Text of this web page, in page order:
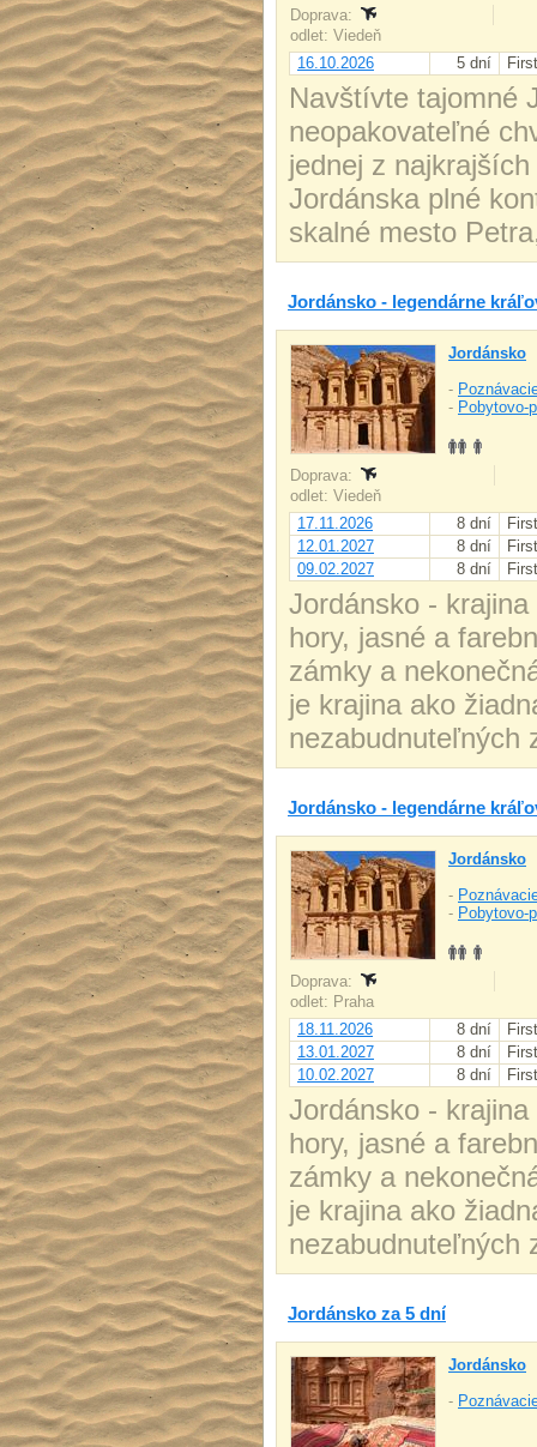
Doprava:
odlet: Viedeň
16.10.2026
5 dní
Navštívte tajomné
neopakovateľné
jednej z
Jordánska plné
skalné mesto
Jordánsko - legendárne
Jordánsko
-
- Pobytovo-
Doprava:
odlet: Viedeň
17.11.2026
8 dní
12.01.2027
8 dní
09.02.2027
8 dní
Jordánsko -
hory, jasné a
zámky a
je krajina ako
nezabudnuteľných
Jordánsko - legendárne
Jordánsko
-
- Pobytovo-
Doprava:
odlet: Praha
18.11.2026
8 dní
13.01.2027
8 dní
10.02.2027
8 dní
Jordánsko -
hory, jasné a
zámky a
je krajina ako
nezabudnuteľných
Jordánsko za 5 dní
Jordánsko
-